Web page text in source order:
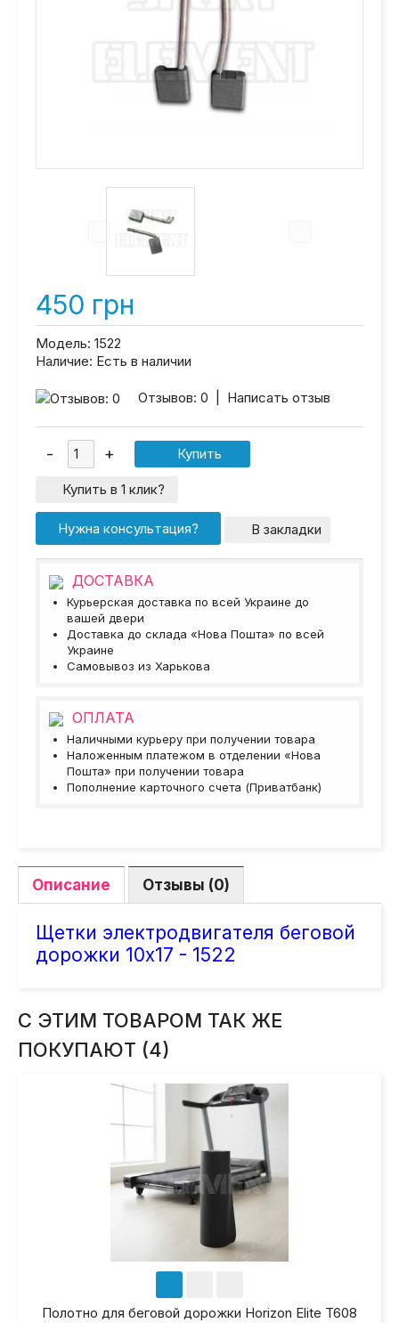
450 грн
Модель: 1522
Наличие: Есть в наличии
Отзывов: 0 Написать отзыв
Купить в 1 клик?
Нужна консультация? В закладки
ДОСТАВКА
Курьерская доставка по всей Украине до
вашей двери
Доставка до склада «Нова Пошта» по всей
Украине
Самовывоз из Харькова
ОПЛАТА
Наличными курьеру при получении товара
Наложенным платежом в отделении «Нова
Пошта» при получении товара
Пополнение карточного счета (Приватбанк)
Описание Отзывы (0)
Щетки электродвигателя беговой
дорожки 10х17 - 1522
С ЭТИМ ТОВАРОМ ТАК ЖЕ
ПОКУПАЮТ (4)
Полотно для беговой дорожки Horizon Elite T608